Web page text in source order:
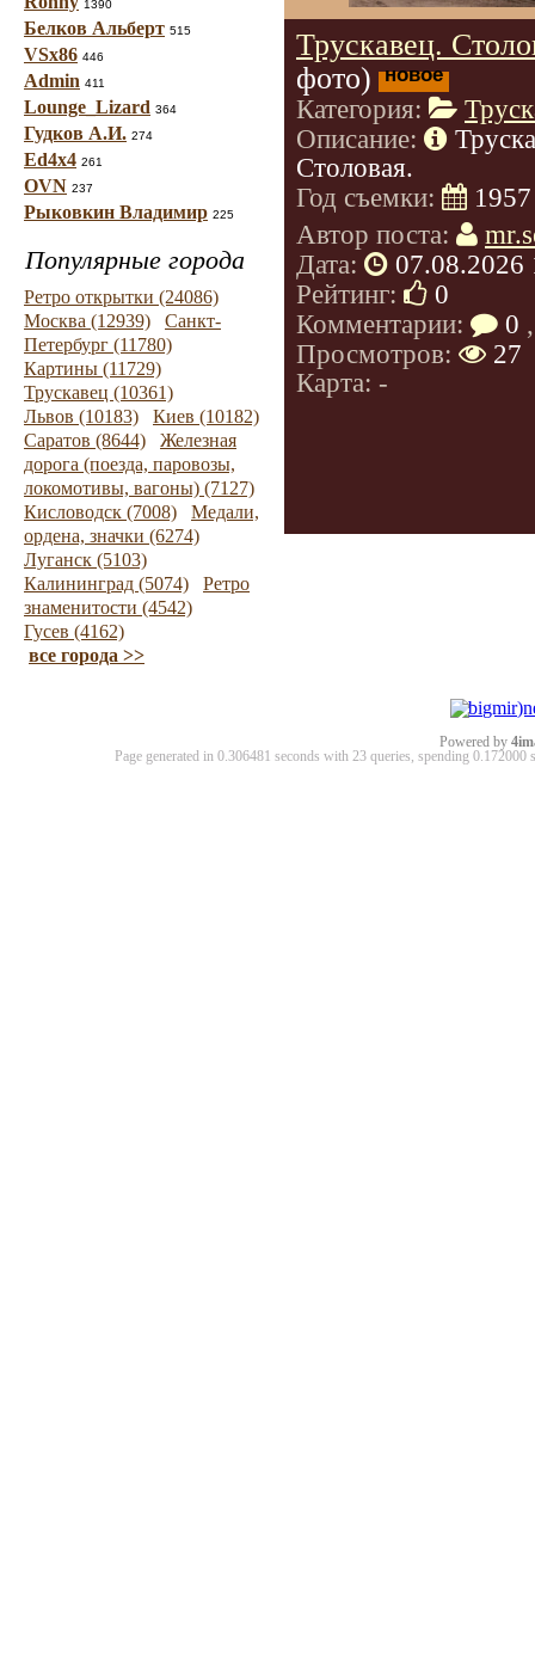
1390
Белков Альберт 515
VSx86 446
Admin 411
Lounge_Lizard 364
Гудков А.И. 274
Ed4x4 261
OVN 237
Рыковкин Владимир 225
Популярные города
Ретро открытки (24086)
Москва (12939)
Санкт-
Петербург (11780)
Картины (11729)
Трускавец (10361)
Львов (10183)
Киев (10182)
Саратов (8644)
Железная
дорога (поезда, паровозы,
локомотивы, вагоны) (7127)
Кисловодск (7008)
Медали,
ордена, значки (6274)
Луганск (5103)
Калининград (5074)
Ретро
знаменитости (4542)
Гусев (4162)
все города >>
Трускавец.
фото)
новое
Категория:
Описание:
Столовая.
Год съемки:
1957
Автор поста:
Дата:
07.08.2026
Рейтинг:
0
Комментарии:
0 ,
Просмотров:
27
Карта: -
Powered by
Page generated in 0.306481 seconds with 23 queries, spending